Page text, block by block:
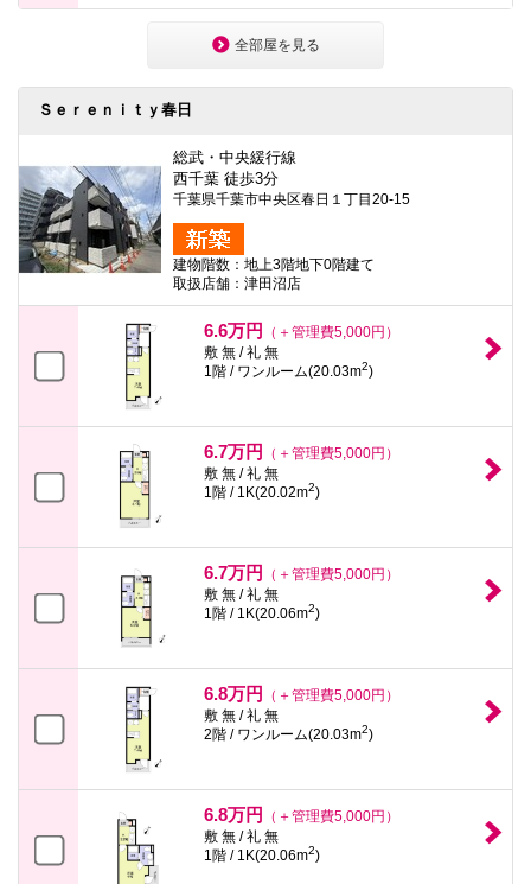
全部屋を見る
Ｓｅｒｅｎｉｔｙ春日
総武・中央緩行線
西千葉 徒歩3分
千葉県千葉市中央区春日１丁目20-15
建物階数：地上3階地下0階建て
取扱店舗：津田沼店
6.6万円
（＋管理費5,000円）
敷 無 / 礼 無
1階 / ワンルーム(20.03m2)
6.7万円
（＋管理費5,000円）
敷 無 / 礼 無
1階 / 1K(20.02m2)
6.7万円
（＋管理費5,000円）
敷 無 / 礼 無
1階 / 1K(20.06m2)
6.8万円
（＋管理費5,000円）
敷 無 / 礼 無
2階 / ワンルーム(20.03m2)
6.8万円
（＋管理費5,000円）
敷 無 / 礼 無
1階 / 1K(20.06m2)